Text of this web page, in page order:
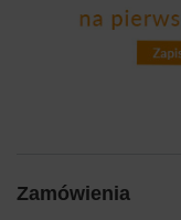
Zamówienia